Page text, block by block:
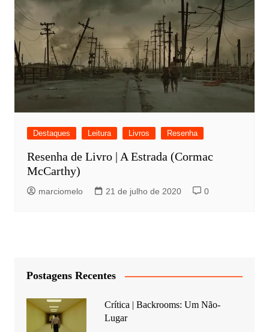
Destaques Leitura Livros Resenha
Resenha de Livro | A Estrada (Cormac
McCarthy)
marciomelo 21 de julho de 2020 0
Postagens Recentes
Crítica | Backrooms: Um Não-
Lugar